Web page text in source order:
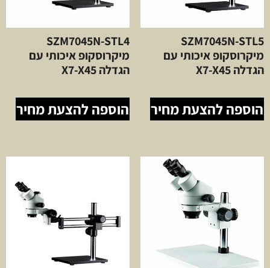
SZM7045N-STL5
מיקרוסקופ איכותי עם
הגדלה X7-X45
הוספה להצעת מחיר
SZM7045N-STL4
מיקרוסקופ איכותי עם
הגדלה X7-X45
הוספה להצעת מחיר